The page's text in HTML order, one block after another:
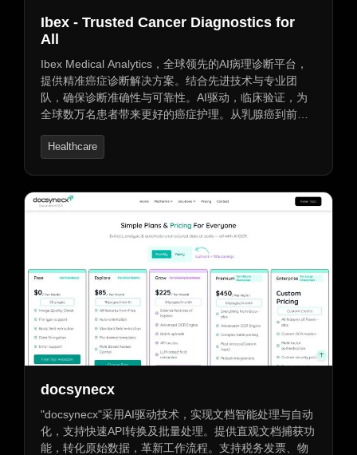
Ibex - Trusted Cancer Diagnostics for
All
Ibex Medical Analytics，全球领先的AI病理诊断平台，
提供精准癌症诊断解决方案。结合先进技术与专业团
队，确保诊断准确性与可靠性。AI驱动，临床验证，为
全球数万名患者带来更好的癌症护理。从乳腺癌到前列
顶尖医疗机构信赖，部署于全球多个医疗体系。加入我
Healthcare
docsynecx
"docsynecx"采用AI驱动技术，实现文档智能处理与自动
化，支持快速API转换及批量处理。提供直观文档捕获功
能，转化原始数据，革新工作流程。支持税务发票、物